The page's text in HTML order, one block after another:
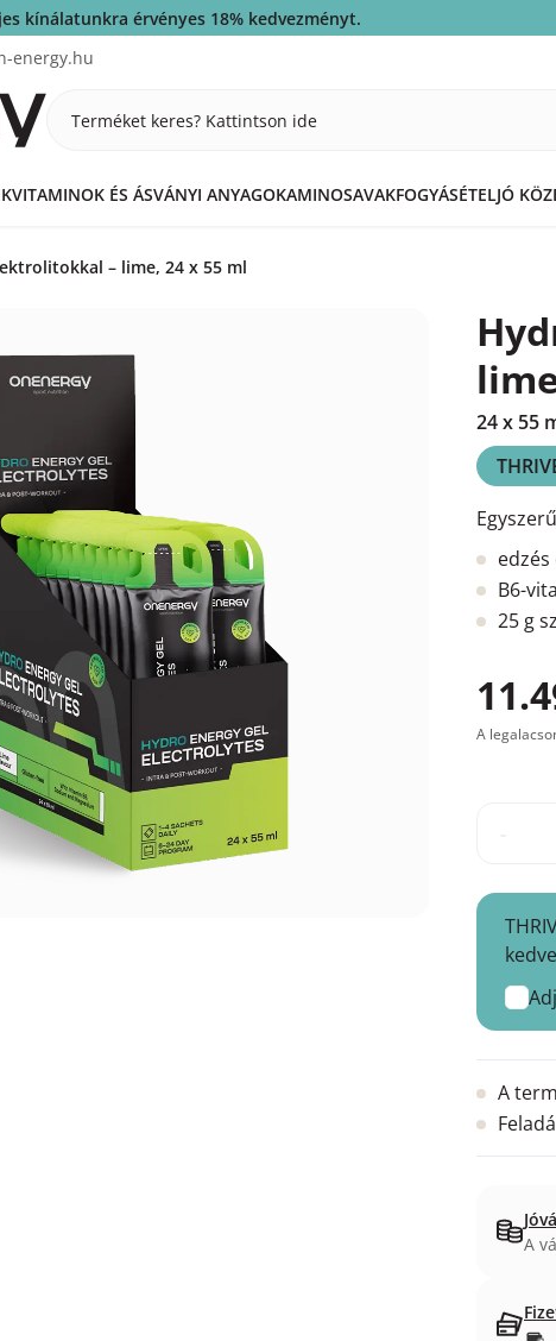
kínálatunkra érvényes 18% kedvezményt.
energy.hu
Terméket keres? Kattintson ide
VITAMINOK ÉS ÁSVÁNYI ANYAGOKAMINOSAVAKFOGYÁSÉTELJÓ
– lime, 24 x 55 ml
24 x 55
B6-
25 g
A
A
A